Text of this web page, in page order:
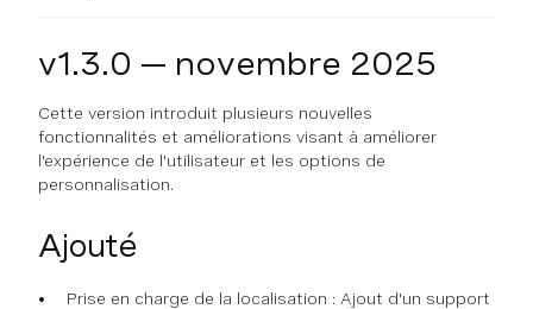
v1.3.0 — novembre 2025
Cette version introduit plusieurs nouvelles
fonctionnalités et améliorations visant à améliorer
l'expérience de l'utilisateur et les options de
personnalisation.
Ajouté
Prise en charge de la localisation : Ajout d'un support